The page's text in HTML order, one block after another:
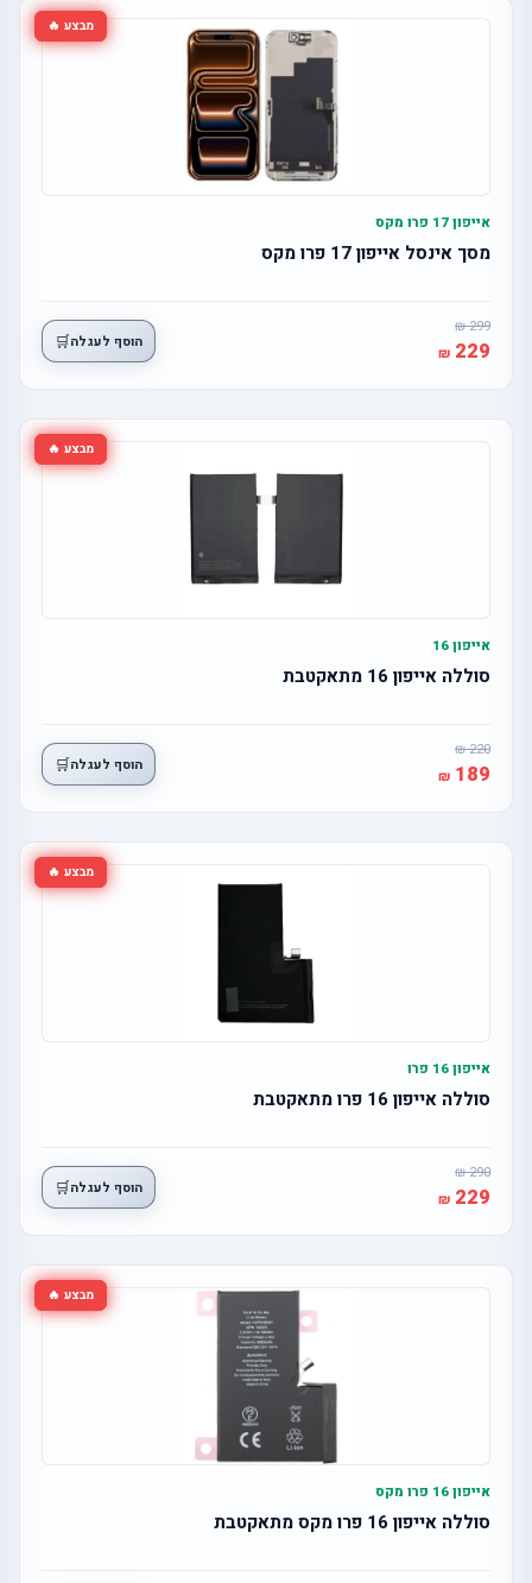
מבצע 🔥
אייפון 17 פרו מקס
מסך אינסל אייפון 17 פרו מקס
299
229 הוסף לעגלה🛒
מבצע 🔥
אייפון 16
סוללה אייפון 16 מתאקטבת
220
189 הוסף לעגלה🛒
מבצע 🔥
אייפון 16 פרו
סוללה אייפון 16 פרו מתאקטבת
290
229 הוסף לעגלה🛒
מבצע 🔥
אייפון 16 פרו מקס
סוללה אייפון 16 פרו מקס מתאקטבת